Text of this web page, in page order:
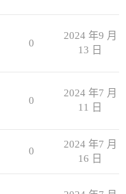
0
2024 年9 月
13 日
0
2024 年7 月
11 日
0
2024 年7 月
16 日